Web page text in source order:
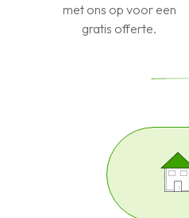
met ons op voor een
gratis offerte.